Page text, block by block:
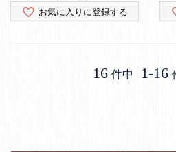
お気に入りに登録する
16 件中 1-16